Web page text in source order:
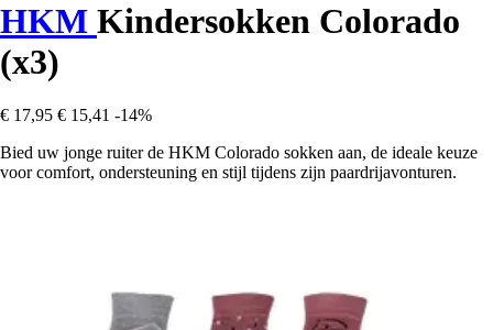
HKM Kindersokken Colorado
(x3)
€ 17,95 € 15,41 -14%
Bied uw jonge ruiter de HKM Colorado sokken aan, de ideale keuze
voor comfort, ondersteuning en stijl tijdens zijn paardrijavonturen.